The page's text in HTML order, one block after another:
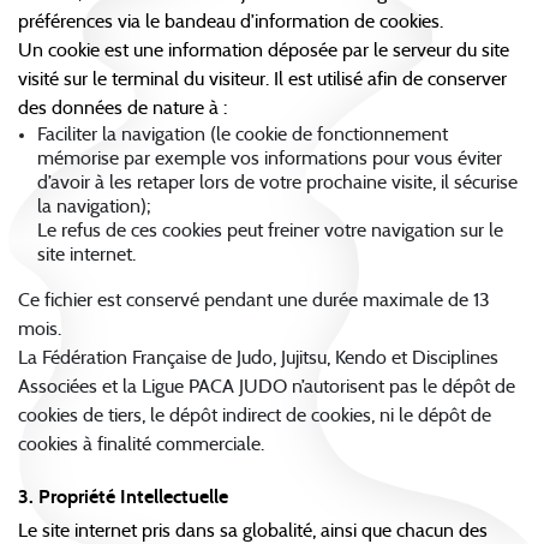
préférences via le bandeau d’information de cookies.
Un cookie est une information déposée par le serveur du site
visité sur le terminal du visiteur. Il est utilisé afin de conserver
des données de nature à :
Faciliter la navigation (le cookie de fonctionnement
mémorise par exemple vos informations pour vous éviter
d’avoir à les retaper lors de votre prochaine visite, il sécurise
la navigation);
Le refus de ces cookies peut freiner votre navigation sur le
site internet.
Ce fichier est conservé pendant une durée maximale de 13
mois.
La Fédération Française de Judo, Jujitsu, Kendo et Disciplines
Associées et la Ligue PACA JUDO n’autorisent pas le dépôt de
cookies de tiers, le dépôt indirect de cookies, ni le dépôt de
cookies à finalité commerciale.
3. Propriété Intellectuelle
Le site internet pris dans sa globalité, ainsi que chacun des